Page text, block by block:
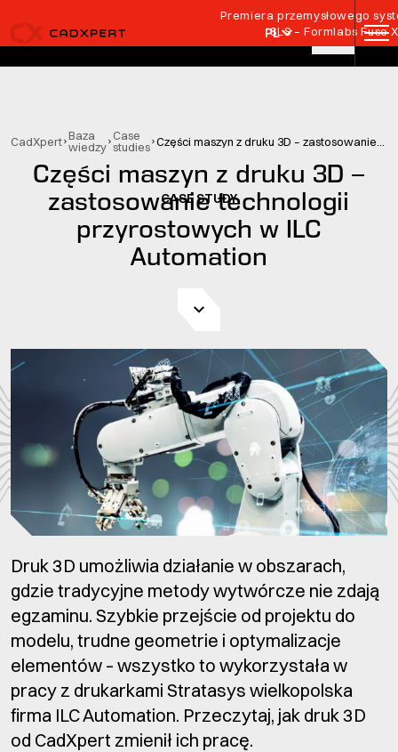
Premiera przemysłowego
SLS – Formlabs Fuse
PL
CadXpert Baza
wiedzy
Case
studies
CASE STUDY
Części maszyn z druku 3D –
zastosowanie technologii
przyrostowych w ILC
Automation
Druk 3D umożliwia działanie w obszarach,
gdzie tradycyjne metody wytwórcze nie zdają
egzaminu. Szybkie przejście od projektu do
modelu, trudne geometrie i optymalizacje
elementów – wszystko to wykorzystała w
pracy z drukarkami Stratasys wielkopolska
firma ILC Automation. Przeczytaj, jak druk 3D
od CadXpert zmienił ich pracę.